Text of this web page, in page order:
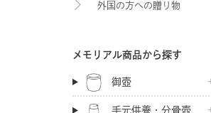
外国の方への贈り物
メモリアル商品から探す
御壺
手元供養・分骨壺